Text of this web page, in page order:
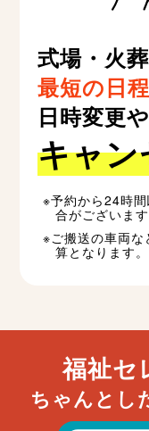
式場・火
最短の日
日時変更
キャ
予約から24時
合がございます
ご搬送の車両
算となります。
福祉セ
ちゃんとし